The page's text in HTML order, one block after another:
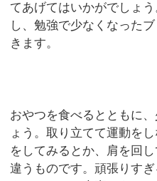
てあげてはいかがでしょ
し、勉強で少なくなった
きます。
おやつを食べるとともに
ょう。取り立てて運動を
をしてみるとか、肩を回
違うものです。頑張りす